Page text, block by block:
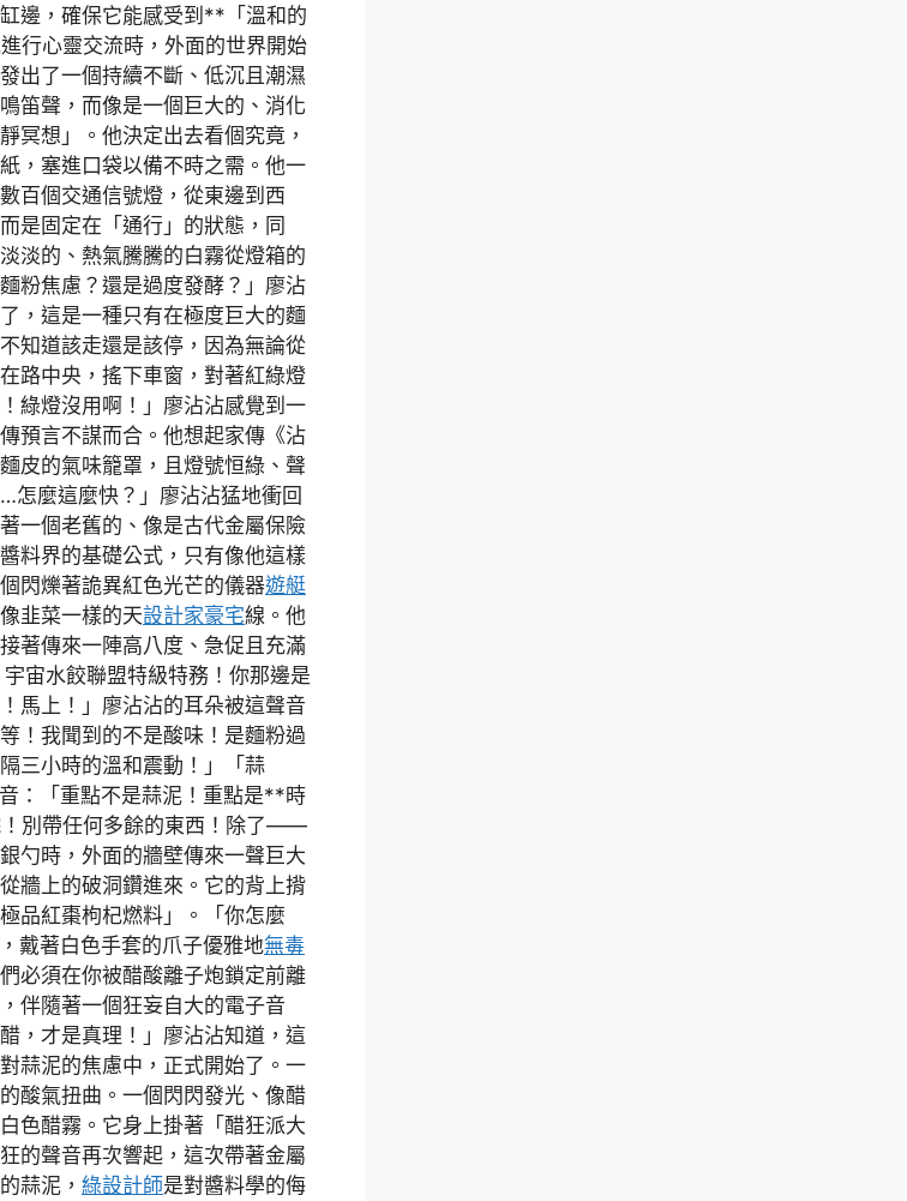
邊，確保它能感受到**「溫和的
行心靈交流時，外面的世界開始
出了一個持續不斷、低沉且潮濕
聲，而像是一個巨大的、消化
冥想」。他決定出去看個究竟，
，塞進口袋以備不時之需。他一
百個交通信號燈，從東邊到西
是固定在「通行」的狀態，同
淡的、熱氣騰騰的白霧從燈箱的
粉焦慮？還是過度發酵？」廖沾
，這是一種只有在極度巨大的麵
知道該走還是該停，因為無論從
路中央，搖下車窗，對著紅綠燈
綠燈沒用啊！」廖沾沾感覺到一
預言不謀而合。他想起家傳《沾
皮的氣味籠罩，且燈號恒綠、聲
怎麼這麼快？」廖沾沾猛地衝回
一個老舊的、像是古代金屬保險
料界的基礎公式，只有像他這樣
閃爍著詭異紅色光芒的儀器遊艇
韭菜一樣的天設計家豪宅線。他
著傳來一陣高八度、急促且充滿
宙水餃聯盟特級特務！你那邊是
馬上！」廖沾沾的耳朵被這聲音
！我聞到的不是酸味！是麵粉過
三小時的溫和震動！」「蒜
：「重點不是蒜泥！重點是**時
！別帶任何多餘的東西！除了——
勺時，外面的牆壁傳來一聲巨大
牆上的破洞鑽進來。它的背上揹
品紅棗枸杞燃料」。「你怎麼
戴著白色手套的爪子優雅地無毒
必須在你被醋酸離子炮鎖定前離
伴隨著一個狂妄自大的電子音
，才是真理！」廖沾沾知道，這
蒜泥的焦慮中，正式開始了。一
酸氣扭曲。一個閃閃發光、像醋
色醋霧。它身上掛著「醋狂派大
的聲音再次響起，這次帶著金屬
蒜泥， 綠設計師是對醬料學的侮